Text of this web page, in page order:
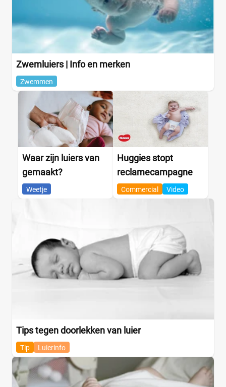
Zwemluiers | Info en merken
Zwemmen
Waar zijn luiers van
gemaakt?
Weetje
Huggies stopt
reclamecampagne
Commercial Video
Tips tegen doorlekken van luier
Tip Luierinfo